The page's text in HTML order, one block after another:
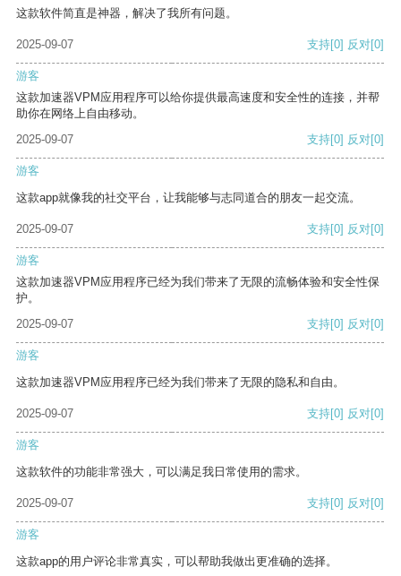
这款软件简直是神器，解决了我所有问题。
2025-09-07 支持[0] 反对[0]
游客
这款加速器VPM应用程序可以给你提供最高速度和安全性的连接，并帮
助你在网络上自由移动。
2025-09-07
支持[0] 反对[0]
游客
这款app就像我的社交平台，让我能够与志同道合的朋友一起交流。
2025-09-07 支持[0] 反对[0]
游客
这款加速器VPM应用程序已经为我们带来了无限的流畅体验和安全性保
护。
2025-09-07
支持[0] 反对[0]
游客
这款加速器VPM应用程序已经为我们带来了无限的隐私和自由。
2025-09-07 支持[0] 反对[0]
游客
这款软件的功能非常强大，可以满足我日常使用的需求。
2025-09-07 支持[0] 反对[0]
游客
这款app的用户评论非常真实，可以帮助我做出更准确的选择。